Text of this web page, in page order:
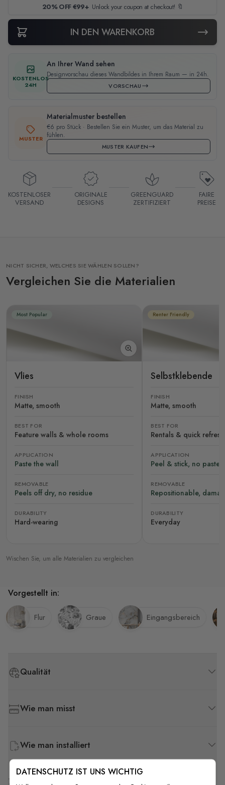
20% OFF €99+ Unlock your coupon at checkout! 🔖
IN DEN WARENKORB
KOSTENLOS
24H
An Ihrer Wand sehen
Designvorschau dieses Wandbildes in Ihrem Raum — in 24h.
VORSCHAU
MUSTER
Materialmuster bestellen
€6 pro Stück · Bestellen Sie ein Muster, um das Material zu
fühlen.
MUSTER KAUFEN
KOSTENLOSER
VERSAND
ORIGINALE
DESIGNS
GREENGUARD
ZERTIFIZIERT
FAIRE
PREISE
NICHT SICHER, WELCHES SIE WÄHLEN SOLLEN?
Vergleichen Sie die Materialien
Most Popular
Vlies
FINISH
Matte, smooth
BEST FOR
Feature walls & whole rooms
APPLICATION
Paste the wall
REMOVABLE
Peels off dry, no residue
DURABILITY
Hard-wearing
Renter Friendly
Selbstklebende
FINISH
Matte, smooth
BEST FOR
Rentals & quick
APPLICATION
Peel & stick, no paste
REMOVABLE
Repositionable,
DURABILITY
Everyday
Wischen Sie, um alle Materialien zu vergleichen
Qualität
Wie man misst
Wie man installiert
Versand & Rückgabe
Vorgestellt in:
Flur Graue Eingangsbereich
DATENSCHUTZ IST UNS WICHTIG